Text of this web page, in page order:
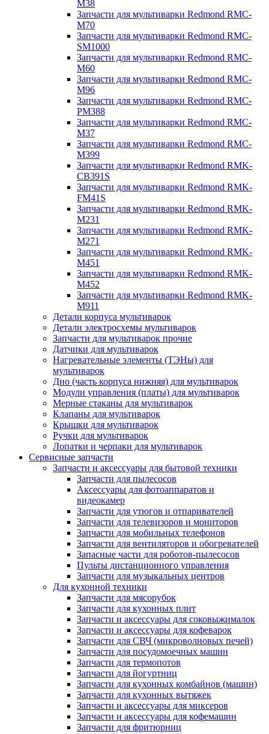
M38
Запчасти для мультиварки Redmond RMC-
M70
Запчасти для мультиварки Redmond RMC-
SM1000
Запчасти для мультиварки Redmond RMC-
M60
Запчасти для мультиварки Redmond RMC-
M96
Запчасти для мультиварки Redmond RMC-
PM388
Запчасти для мультиварки Redmond RMC-
M37
Запчасти для мультиварки Redmond RMC-
M399
Запчасти для мультиварки Redmond RMK-
CB391S
Запчасти для мультиварки Redmond RMK-
FM41S
Запчасти для мультиварки Redmond RMK-
M231
Запчасти для мультиварки Redmond RMK-
M271
Запчасти для мультиварки Redmond RMK-
M451
Запчасти для мультиварки Redmond RMK-
M452
Запчасти для мультиварки Redmond RMK-
M911
Детали корпуса мультиварок
Детали электросхемы мультиварок
Запчасти для мультиварок прочие
Датчики для мультиварок
Нагревательные элементы (ТЭНы) для
мультиварок
Дно (часть корпуса нижняя) для мультиварок
Модули управления (платы) для мультиварок
Мерные стаканы для мультиварок
Клапаны для мультиварок
Крышки для мультиварок
Ручки для мультиварок
Лопатки и черпаки для мультиварок
Сервисные запчасти
Запчасти и аксессуары для бытовой техники
Запчасти для пылесосов
Аксессуары для фотоаппаратов и
видеокамер
Запчасти для утюгов и отпаривателей
Запчасти для телевизоров и мониторов
Запчасти для мобильных телефонов
Запчасти для вентиляторов и обогревателей
Запасные части для роботов-пылесосов
Пульты дистанционного управления
Запчасти для музыкальных центров
Для кухонной техники
Запчасти для мясорубок
Запчасти для кухонных плит
Запчасти и аксессуары для соковыжималок
Запчасти и аксессуары для кофеварок
Запчасти для СВЧ (микроволновых печей)
Запчасти для посудомоечных машин
Запчасти для термопотов
Запчасти для йогуртниц
Запчасти для кухонных комбайнов (машин)
Запчасти для кухонных вытяжек
Запчасти и аксессуары для миксеров
Запчасти и аксессуары для кофемашин
Запчасти для фритюрниц